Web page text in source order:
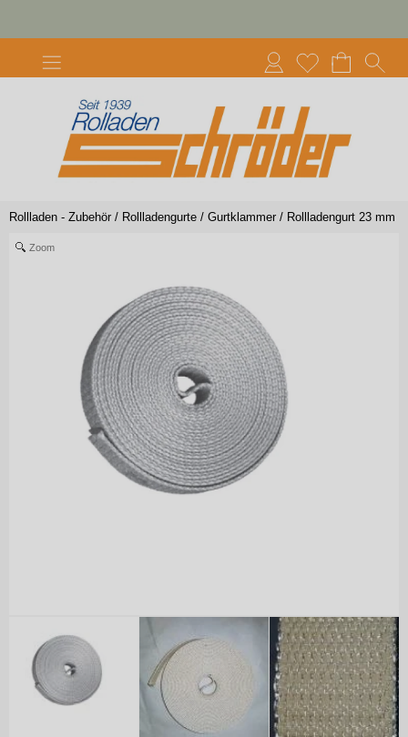
Rollladen - Zubehör / Rollladengurte / Gurtklammer / Rollladengurt 23 mm
Zoom